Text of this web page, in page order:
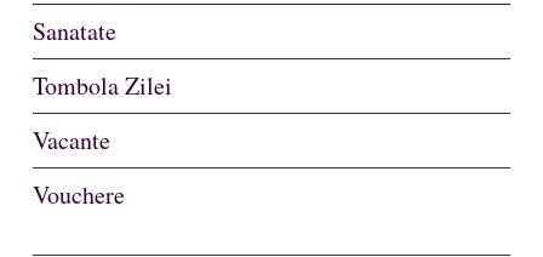
Sanatate
Tombola Zilei
Vacante
Vouchere